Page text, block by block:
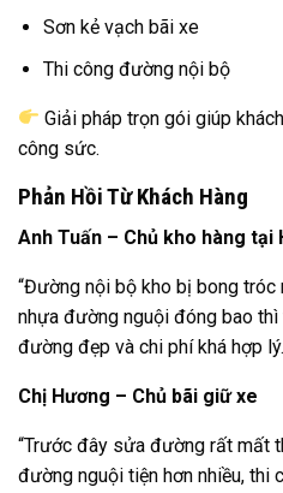
Sơn kẻ vạch bãi xe
Thi công đường nội bộ
Giải pháp trọn gói giúp
công sức.
Phản Hồi Từ Khách Hàng
Anh Tuấn – Chủ kho hàng tại
“Đường nội bộ kho bị bong
nhựa đường nguội đóng bao thì
đường đẹp và chi phí khá hợp
Chị Hương – Chủ bãi giữ xe
“Trước đây sửa đường rất mất
đường nguội tiện hơn nhiều, thi